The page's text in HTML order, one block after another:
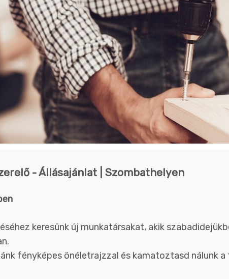
- Állásajánlat | Szombathelyen
keresünk új munkatársakat, akik
fényképes önéletrajzzal és kamatoztasd nálunk